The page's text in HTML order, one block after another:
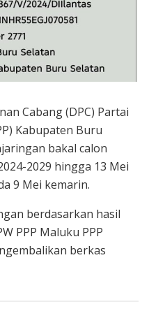
Cabang (DPC) Partai
Kabupaten Buru
bakal calon
2029 hingga 13 Mei
9 Mei kemarin.
berdasarkan hasil
PPP Maluku PPP
berkas